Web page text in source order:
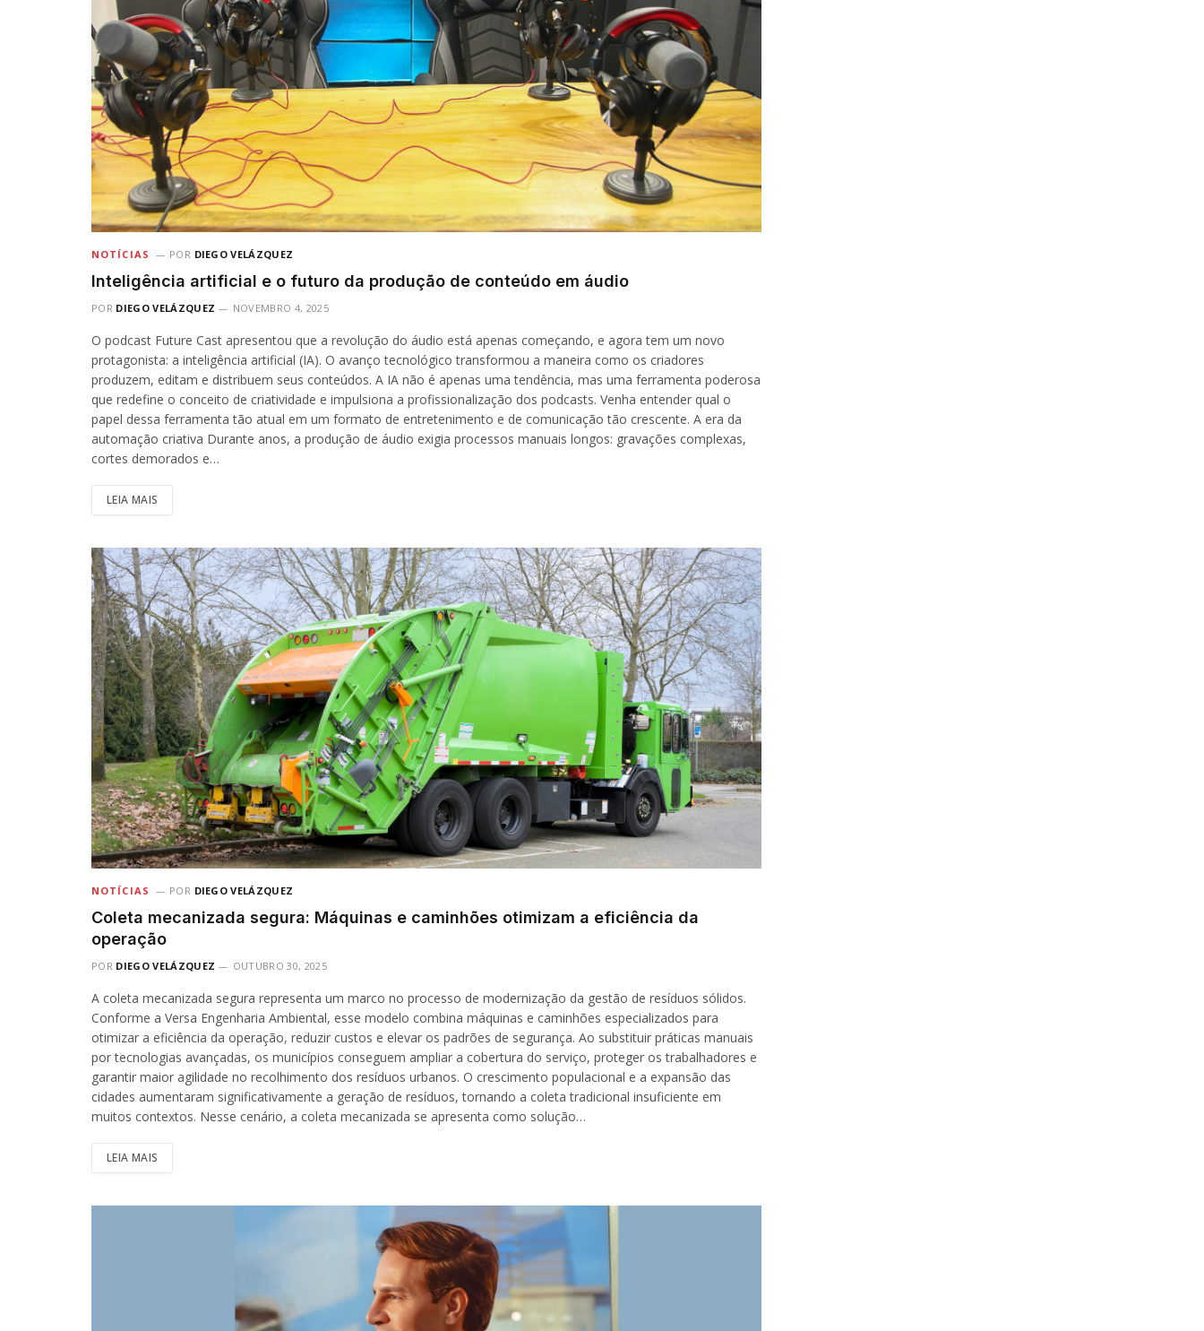
NOTÍCIAS POR DIEGO VELÁZQUEZ
Inteligência artificial e o futuro da produção de conteúdo em áudio
POR DIEGO VELÁZQUEZ NOVEMBRO 4, 2025
O podcast Future Cast apresentou que a revolução do áudio está apenas começando, e agora tem um novo
protagonista: a inteligência artificial (IA). O avanço tecnológico transformou a maneira como os criadores
produzem, editam e distribuem seus conteúdos. A IA não é apenas uma tendência, mas uma ferramenta poderosa
que redefine o conceito de criatividade e impulsiona a profissionalização dos podcasts. Venha entender qual o
papel dessa ferramenta tão atual em um formato de entretenimento e de comunicação tão crescente. A era da
automação criativa Durante anos, a produção de áudio exigia processos manuais longos: gravações complexas,
cortes demorados e…
LEIA MAIS
NOTÍCIAS POR DIEGO VELÁZQUEZ
Coleta mecanizada segura: Máquinas e caminhões otimizam a eficiência da
operação
POR DIEGO VELÁZQUEZ OUTUBRO 30, 2025
A coleta mecanizada segura representa um marco no processo de modernização da gestão de resíduos sólidos.
Conforme a Versa Engenharia Ambiental, esse modelo combina máquinas e caminhões especializados para
otimizar a eficiência da operação, reduzir custos e elevar os padrões de segurança. Ao substituir práticas manuais
por tecnologias avançadas, os municípios conseguem ampliar a cobertura do serviço, proteger os trabalhadores e
garantir maior agilidade no recolhimento dos resíduos urbanos. O crescimento populacional e a expansão das
cidades aumentaram significativamente a geração de resíduos, tornando a coleta tradicional insuficiente em
muitos contextos. Nesse cenário, a coleta mecanizada se apresenta como solução…
LEIA MAIS